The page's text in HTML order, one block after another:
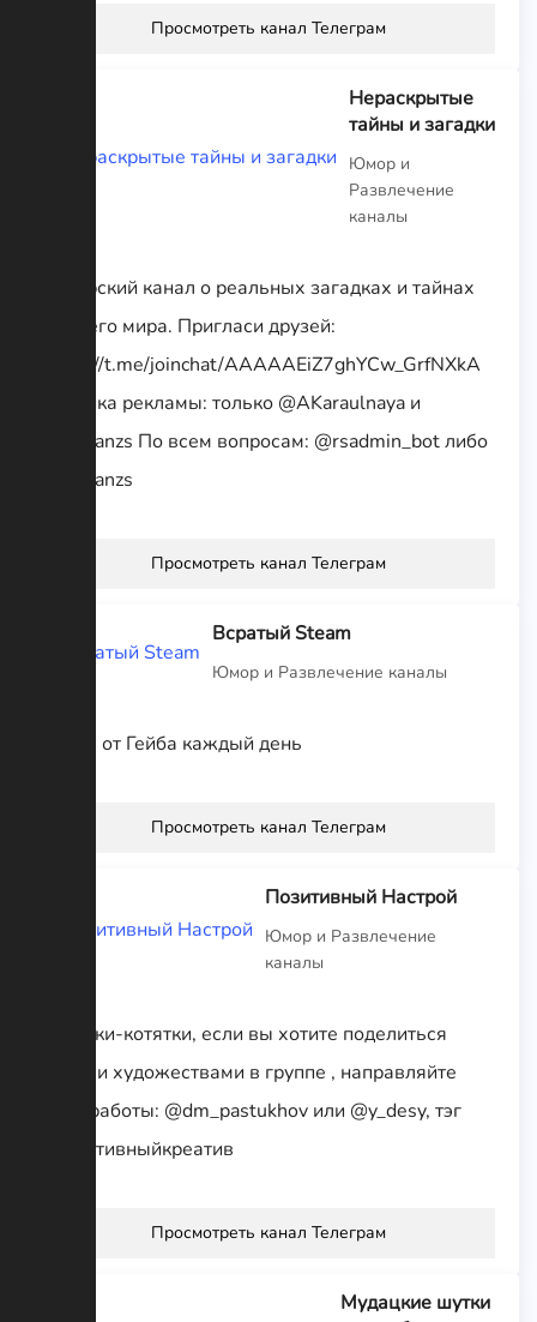
Просмотреть канал Телеграм
Нераскрытые
тайны и загадки
Юмор и
Развлечение
каналы
Авторский канал о реальных загадках и тайнах
со всего мира. Пригласи друзей:
https://t.me/joinchat/AAAAAEiZ7ghYCw_GrfNXkA
Покупка рекламы: только @AKaraulnaya и
@romanzs По всем вопросам: @rsadmin_bot либо
@romanzs
Просмотреть канал Телеграм
Всратый Steam
Юмор и Развлечение каналы
Мемы от Гейба каждый день
Просмотреть канал Телеграм
Позитивный Настрой
Юмор и Развлечение
каналы
Ребятки-котятки, если вы хотите поделиться
своими художествами в группе , направляйте
свои работы: @dm_pastukhov или @y_desy, тэг
#позитивныйкреатив
Просмотреть канал Телеграм
Мудацкие шутки